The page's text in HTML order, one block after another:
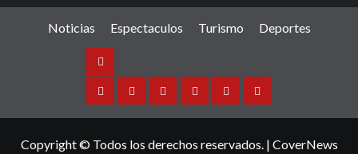
Noticias Espectaculos Turismo Deportes
Noticias
SinaloaNacionalInternacionalEspectaculos
TurismoDeportes
Copyright © Todos los derechos reservados. | CoverNews